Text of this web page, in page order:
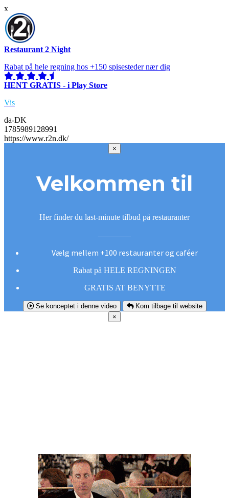
x
Restaurant 2 Night
Rabat på hele regning hos +150 spisesteder nær dig
HENT GRATIS - i Play Store
Vis
da-DK
1785989128991
https://www.r2n.dk/
×
Velkommen til
Her finder du last-minute tilbud på restauranter
Vælg mellem +100 restauranter og caféer
Rabat på HELE REGNINGEN
GRATIS AT BENYTTE
Se konceptet i denne video
Kom tilbage til website
×